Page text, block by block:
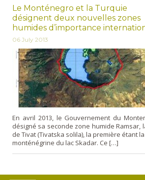
Le Monténegro et la Turquie
désignent deux nouvelles zones
humides d’importance
06 July 2013
En avril 2013, le Gouvernement du
désigné sa seconde zone humide Ramsar,
de Tivat (Tivatska solila), la première étant
monténégrine du lac Skadar. Ce […]